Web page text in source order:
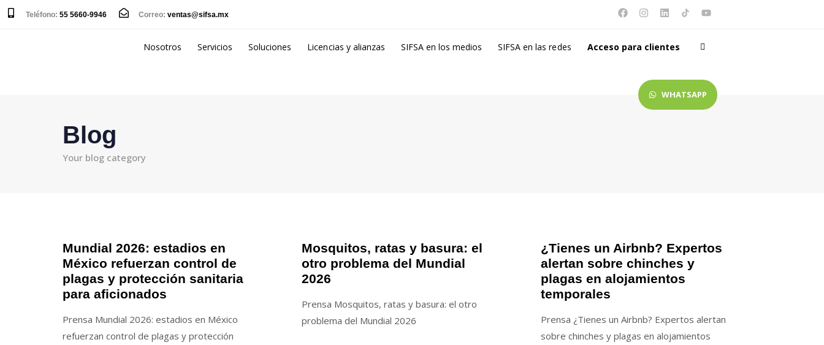
Teléfono: 55 5660-9946 Correo: ventas@sifsa.mx
Nosotros Servicios Soluciones Licencias y alianzas SIFSA en los medios SIFSA en las redes Acceso para clientes
WHATSAPP
Blog
Your blog category
Mundial 2026: estadios en
México refuerzan control de
plagas y protección sanitaria
para aficionados
Prensa Mundial 2026: estadios en México
refuerzan control de plagas y protección
Mosquitos, ratas y basura: el
otro problema del Mundial
2026
Prensa Mosquitos, ratas y basura: el otro
problema del Mundial 2026
¿Tienes un Airbnb? Expertos
alertan sobre chinches y
plagas en alojamientos
temporales
Prensa ¿Tienes un Airbnb? Expertos alertan
sobre chinches y plagas en alojamientos